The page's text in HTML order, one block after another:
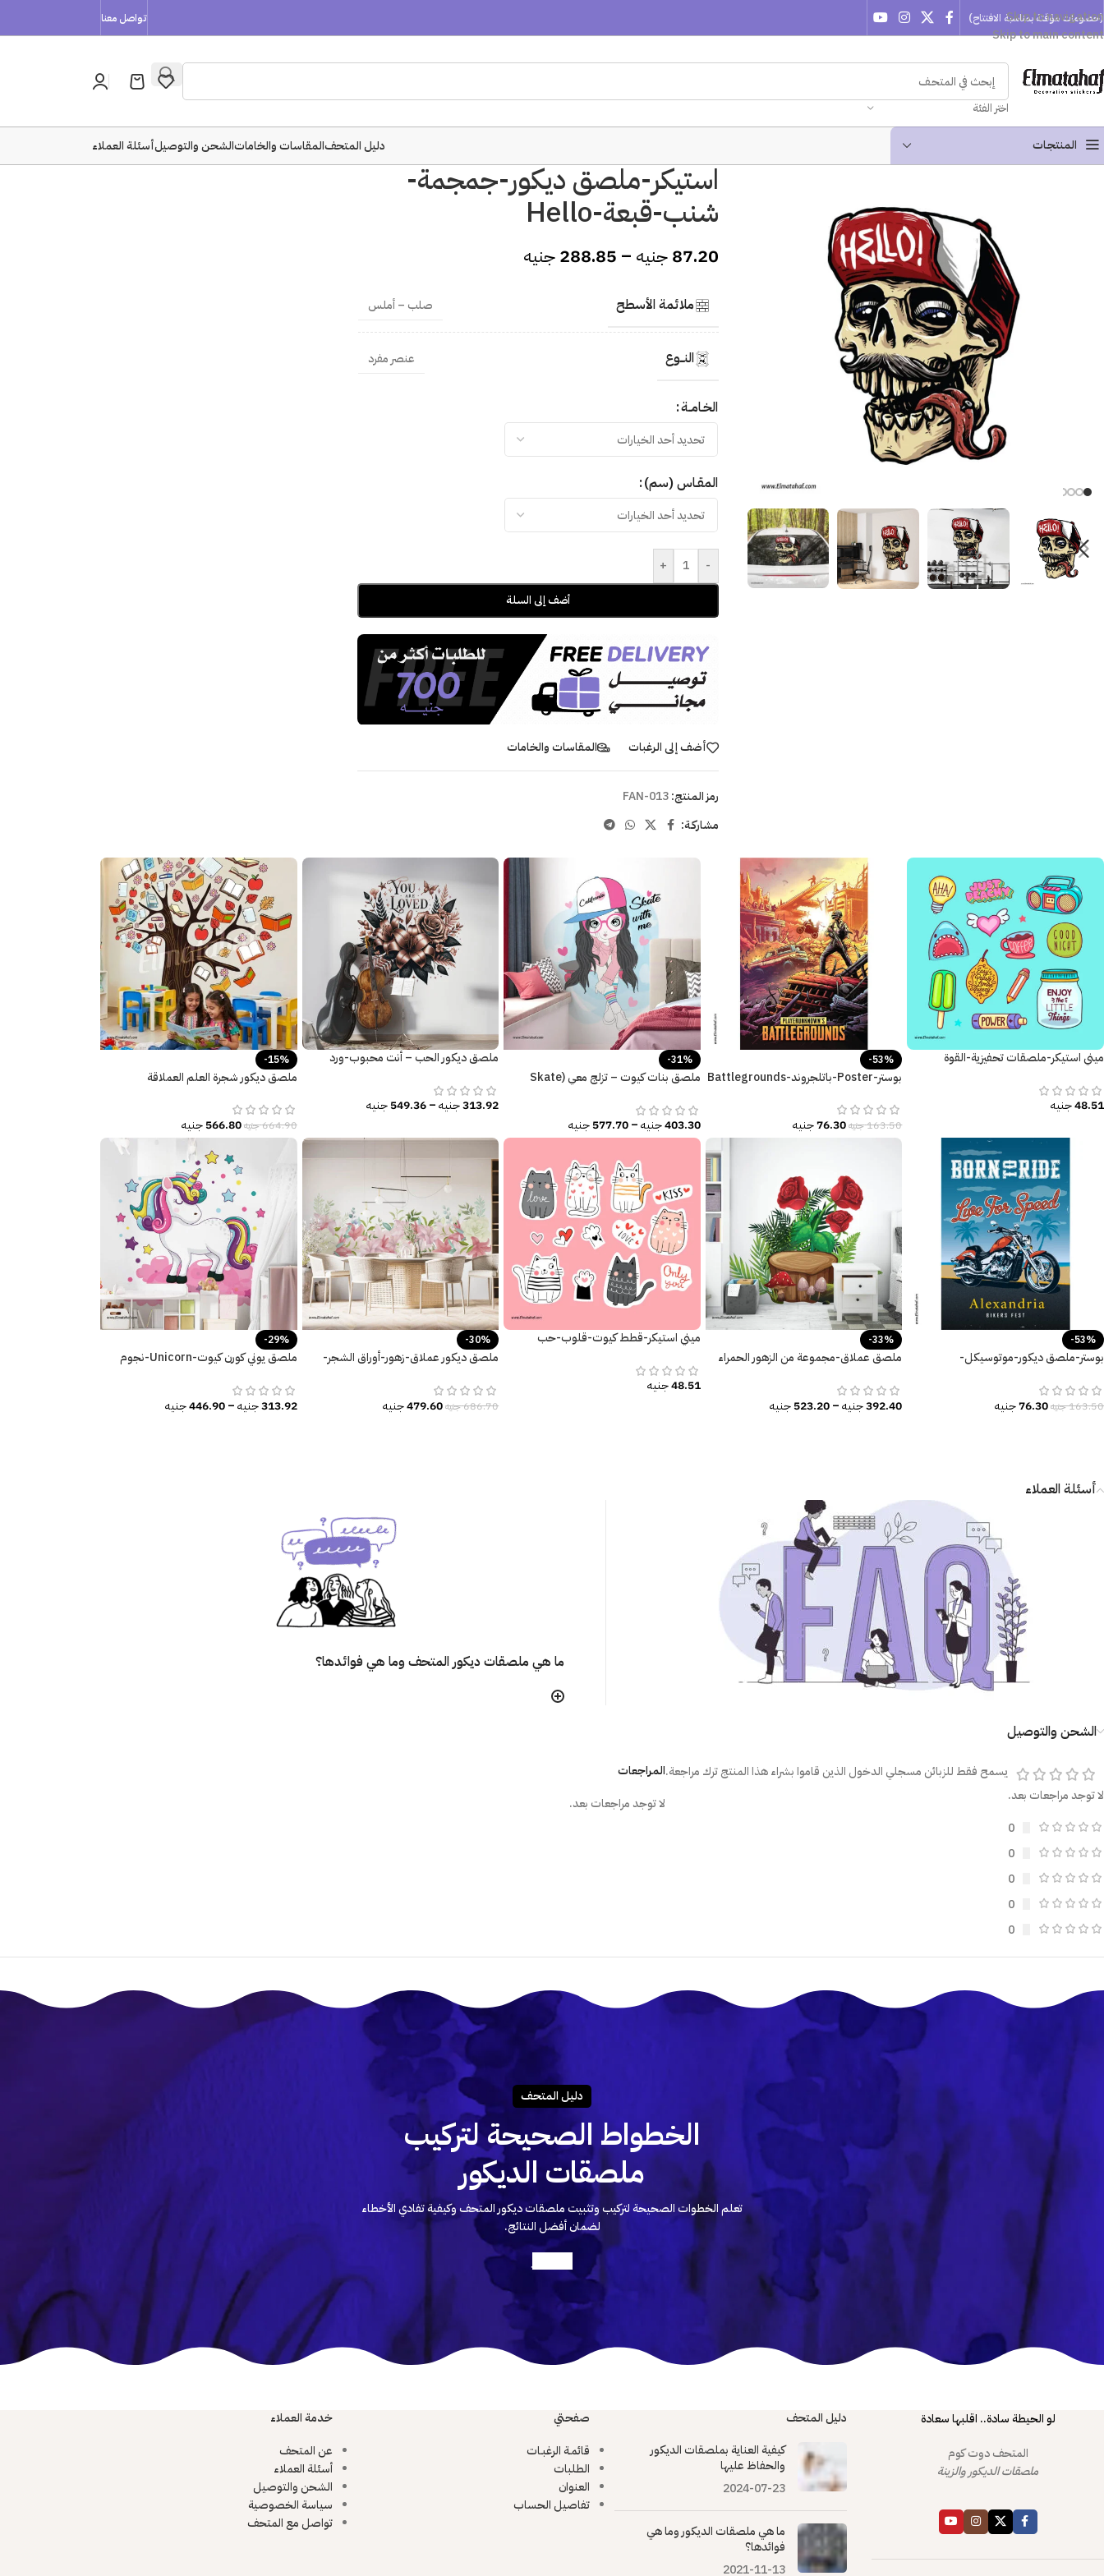
Skip to navigation
Skip to main content
(خصومات مؤقتة بمناسبة الافتتاح) تواصل معنا
اختر الفئة
المنتجـات دليل المتحفالمقاسات والخاماتالشحن والتوصيلأسئلة العملاء
استيكر-ملصق ديكور-جمجمة-
شنب-قبعة-Hello
87.20جنيه –
288.85جنيه
ملائمة الأسطح صلب – أملس
النــوع عنصر مفرد
الخـامــة
المقـاس (سم)
-
+
أضف إلى السلة
أضف إلى الرغبات المقاسات والخامات
رمز المنتج:FAN-013
مشاركـة:
ميني استيكر-ملصقات تحفيزية-القوة
48.51جنيه
-53%
بوستر-Poster-باتلجروند-Battlegrounds
163.50جنيه76.30جنيه
-31%
ملصق بنات كيوت – تزلج معي (Skate
403.30جنيه–
577.70جنيه
ملصق ديكور الحب – أنت محبوب-ورد
313.92جنيه –
549.36جنيه
-15%
ملصق ديكور شجرة العلم العملاقة
664.90جنيه566.80 جنيه
-53%
بوستر-ملصق ديكور-موتوسيكل-
163.50جنيه76.30جنيه
-33%
ملصق عملاق-مجموعة من الزهور الحمراء
392.40جنيه –
523.20جنيه
ميني استيكر-قطط كيوت-قلوب-حب
48.51جنيه
-30%
ملصق ديكور عملاق-زهور-أوراق الشجر-
686.70جنيه479.60جنيه
-29%
ملصق يوني كورن كيوت-Unicorn-نجوم
313.92جنيه–
446.90جنيه
أسئلة العملاء
ما هي ملصقات ديكور المتحف وما هي فوائدها؟
الشحن والتوصيل
لا توجد مراجعات بعد.
0
0
0
0
0
المراجعات
لا توجد مراجعات بعد.
يسمح فقط للزبائن مسجلي الدخول الذين قاموا بشراء هذا المنتج ترك مراجعة.
دليـل المتحـف
الخطواط الصحيحة لتركيب
ملصقات الديكور
تعلم الخطوات الصحيحة لتركيب وتثبيت ملصقات ديكور المتحف وكيفية تفادي الأخطاء
لضمان أفضل النتائج.
لو الحيطة سادة.. اقلبها سعادة
المتحف دوت كوم
ملصقات الديكور والزينة
دليل المتحف
كيفية العناية بملصقات الديكور
والحفاظ عليها
2024-07-23
ما هي ملصقات الديكور وما هي
فوائدها؟
2021-11-13
صفحتي
قائمـة الرغبـات
الطلبات
العنوان
تفاصيل الحساب
خدمة العملاء
عن المتحف
أسئلة العملاء
الشحن والتوصيل
سياسة الخصوصية
تواصل مع المتحف